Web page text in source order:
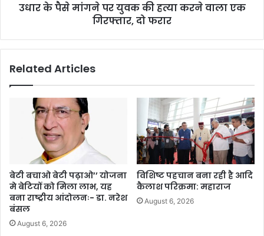
उधार के पैसे मांगने पर युवक की हत्या करने वाला एक
गिरफ्तार, दो फरार
Related Articles
बेटी बचाओ बेटी पढ़ाओ’’ योजना
मे बेटियों को मिला लाभ, यह
बना राष्ट्रीय आंदोलनः- डा. नरेश
बंसल
August 6, 2026
विशिष्ट पहचान बना रही है आदि
कैलाश परिक्रमा: महाराज
August 6, 2026